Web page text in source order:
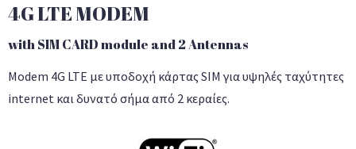
4G LTE MODEM
with SIM CARD module and 2 Antennas
Modem 4G LTE με υποδοχή κάρτας SIM για υψηλές ταχύτητες
internet και δυνατό σήμα από 2 κεραίες.